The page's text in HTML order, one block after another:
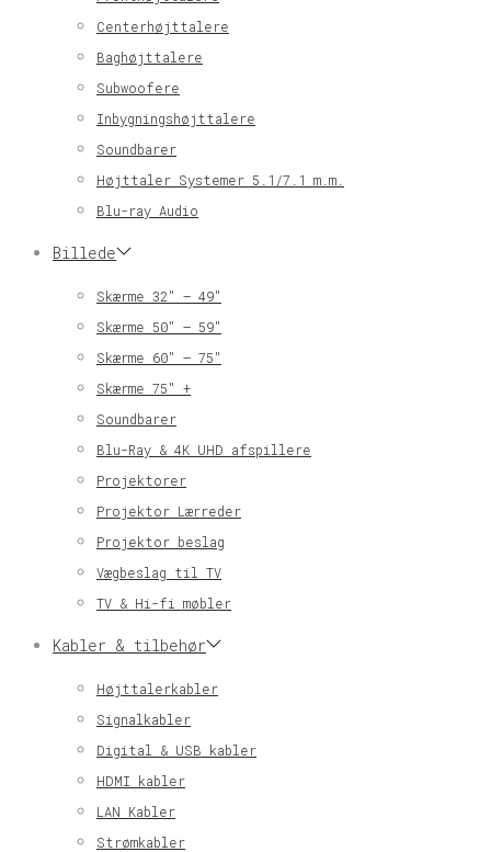
Centerhøjttalere
Baghøjttalere
Subwoofere
Inbygningshøjttalere
Soundbarer
Højttaler Systemer 5.1/7.1 m.m.
Blu-ray Audio
Billede
Skærme 32″ – 49″
Skærme 50″ – 59″
Skærme 60″ – 75″
Skærme 75″ +
Soundbarer
Blu-Ray & 4K UHD afspillere
Projektorer
Projektor Lærreder
Projektor beslag
Vægbeslag til TV
TV & Hi-fi møbler
Kabler & tilbehør
Højttalerkabler
Signalkabler
Digital & USB kabler
HDMI kabler
LAN Kabler
Strømkabler